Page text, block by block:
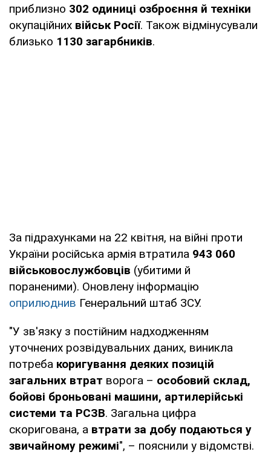
приблизно 302 одиниці озброєння й техніки
окупаційних військ Росії. Також відмінусували
близько 1130 загарбників.
За підрахунками на 22 квітня, на війні проти
України російська армія втратила 943 060
військовослужбовців (убитими й
пораненими). Оновлену інформацію
оприлюднив Генеральний штаб ЗСУ.
"У зв'язку з постійним надходженням
уточнених розвідувальних даних, виникла
потреба коригування деяких позицій
загальних втрат ворога – особовий склад,
бойові броньовані машини, артилерійські
системи та РСЗВ. Загальна цифра
скоригована, а втрати за добу подаються у
звичайному режимі", – пояснили у відомстві.